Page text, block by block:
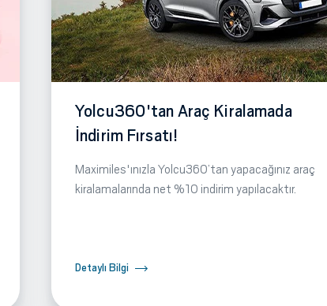
Yolcu360'tan Araç Kiralamada
İndirim Fırsatı!
Maximiles'ınızla Yolcu360’tan yapacağınız araç
kiralamalarında net %10 indirim yapılacaktır.
Detaylı Bilgi